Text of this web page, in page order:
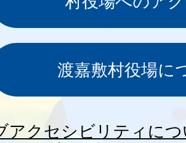
渡嘉敷村役場に
アクセシビリティに